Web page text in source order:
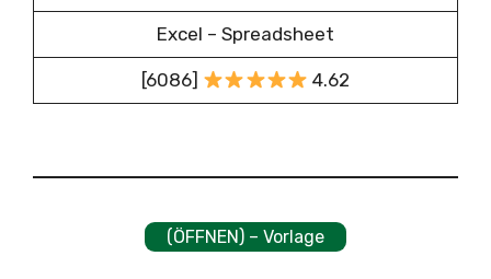
Excel – Spreadsheet
[6086] 4.62
(ÖFFNEN) – Vorlage